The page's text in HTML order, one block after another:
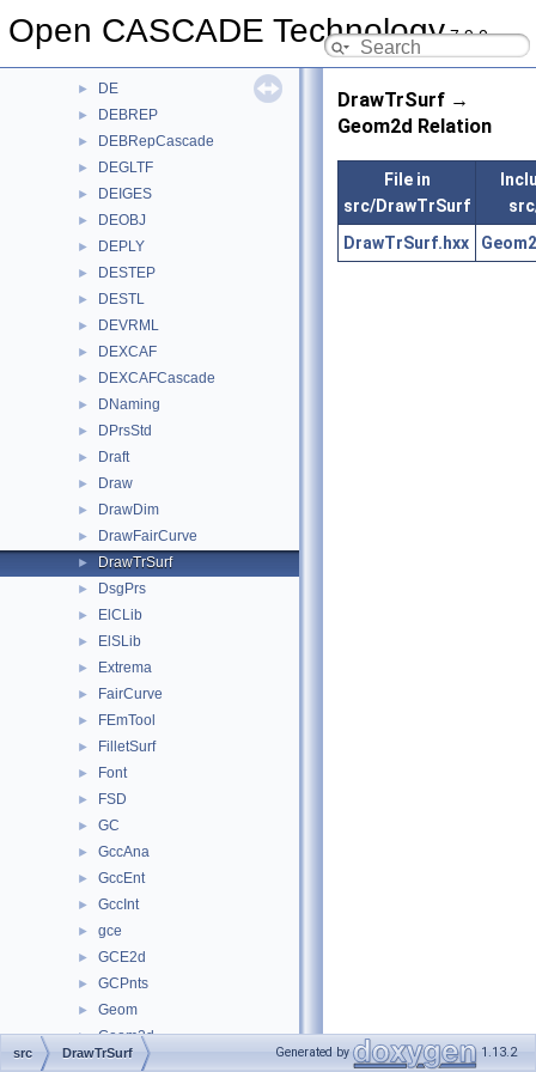
Open CASCADE Technology7.9.0
DDF
► DE
► DEBREP
► DEBRepCascade
► DEGLTF
► DEIGES
► DEOBJ
► DEPLY
► DESTEP
► DESTL
► DEVRML
► DEXCAF
► DEXCAFCascade
► DNaming
► DPrsStd
► Draft
► Draw
► DrawDim
► DrawFairCurve
► DrawTrSurf
► DsgPrs
► ElCLib
► ElSLib
► Extrema
► FairCurve
► FEmTool
► FilletSurf
► Font
► FSD
► GC
► GccAna
► GccEnt
► GccInt
► gce
► GCE2d
► GCPnts
► Geom
► Geom2d
► Geom2dAdaptor
DrawTrSurf →
Geom2d Relation
File in
src/DrawTrSurf
DrawTrSurf.hxx
src DrawTrSurf Generated by 1.13.2